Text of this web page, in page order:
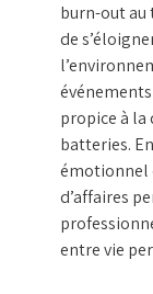
burn-out au
de
propice à la
batteries.
émotionnel
d’affaires
entre vie